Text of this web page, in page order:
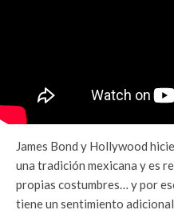
James Bond y Hollywood
una tradición mexicana y es
propias costumbres… y por
tiene un sentimiento